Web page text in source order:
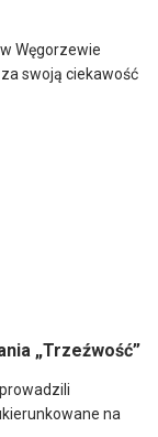
Węgorzewie
swoją ciekawość
„Trzeźwość”
na